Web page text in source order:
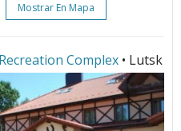
Mostrar En Mapa
Complex • Lutsk